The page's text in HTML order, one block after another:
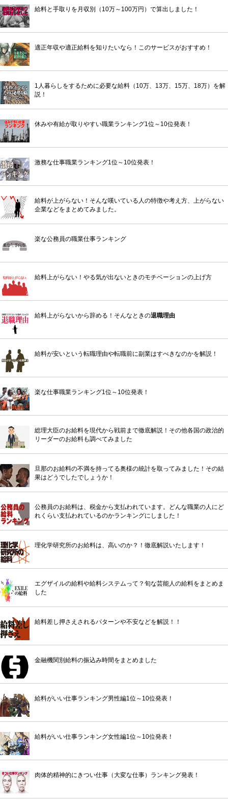
給料と手取りを月収別（10万～100万円）で算出しました！
適正年収や適正給料を知りたいなら！このサービスがおすすめ！
1人暮らしをするために必要な給料（10万、13万、15万、18万）を解
説！
休みや有給が取りやすい職業ランキング1位～10位発表！
激務な仕事職業ランキング1位～10位発表！
給料が上がらない！そんな嘆いている人の特徴や考え方、上がらない
企業などをまとめてみました。
楽な公務員の職業仕事ランキング
給料上がらない！やる気が出ないときのモチベーションの上げ方
給料上がらないから辞める！そんなときの退職理由
給料が安いという転職理由や転職前に副業はすべきなのかを解説！
楽な仕事職業ランキング1位～10位発表！
総理大臣のお給料を現代から戦前まで徹底解説！その他各国の政治的
リーダーのお給料も調べてみました
旦那のお給料の不満を持ってる奥様の統計を取ってみました！その結
果はどうでしたでしょうか！
公務員のお給料は、税金から支払われています。どんな職業の人にど
れくらい支払われているのかランキングにしました！
理化学研究所のお給料は、高いのか？！徹底解説いたします！
エグザイルの給料や給料システムって？旬な芸能人の給料をまとめま
した
給料差し押さえされるパターンや不安などを解説！！
金融機関別給料の振込み時間をまとめました
給料がいい仕事ランキング男性編1位～10位発表！
給料がいい仕事ランキング女性編1位～10位発表！
肉体的精神的にきつい仕事（大変な仕事）ランキング発表！